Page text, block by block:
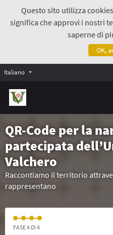
Questo sito utilizza
significa che approvi i nostri
saperne di
OK,
Italiano
QR-Code per la
partecipata
Valchero
Raccontiamo il territorio
rappresentano
FASE 4 DI 4